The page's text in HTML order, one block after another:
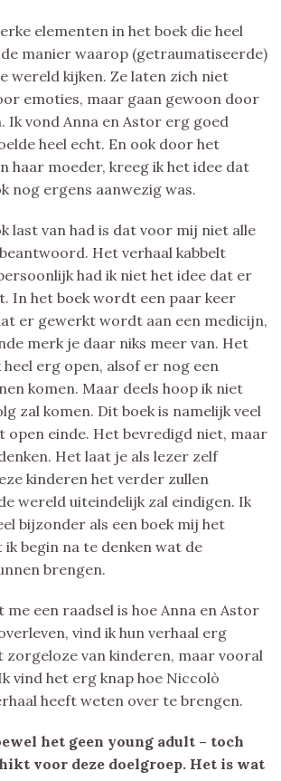
elementen in het boek die heel
manier waarop (getraumatiseerde)
wereld kijken. Ze laten zich niet
emoties, maar gaan gewoon door
Ik vond Anna en Astor erg goed
heel echt. En ook door het
haar moeder, kreeg ik het idee dat
nog ergens aanwezig was.
last van had is dat voor mij niet alle
Het verhaal kabbelt
had ik niet het idee dat er
In het boek wordt een paar keer
er gewerkt wordt aan een medicijn,
merk je daar niks meer van. Het
heel erg open, alsof er nog een
komen. Maar deels hoop ik niet
zal komen. Dit boek is namelijk veel
open einde. Het bevredigd niet, maar
Het laat je als lezer zelf
kinderen het verder zullen
wereld uiteindelijk zal eindigen. Ik
bijzonder als een boek mij het
begin na te denken wat de
brengen.
me een raadsel is hoe Anna en Astor
vind ik hun verhaal erg
van kinderen, maar vooral
vind het erg knap hoe Niccolò
heeft weten over te brengen.
het geen young adult – toch
voor deze doelgroep. Het is wat